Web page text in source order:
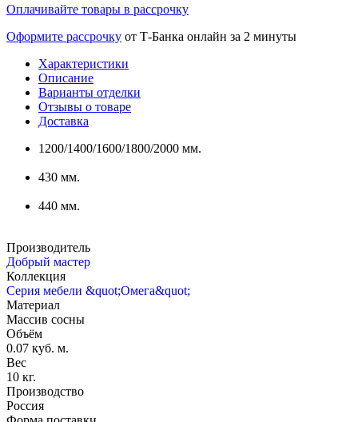
Оплачивайте товары в рассрочку
Оформите рассрочку от Т-Банка онлайн за 2 минуты
Характеристики
Описание
Варианты отделки
Отзывы о товаре
Доставка
1200/1400/1600/1800/2000 мм.
430 мм.
440 мм.
Производитель
Добрый мастер
Коллекция
Серия мебели &quot;Омега&quot;
Материал
Массив сосны
Объём
0.07 куб. м.
Вес
10 кг.
Производство
Россия